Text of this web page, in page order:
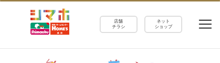
店舗
チラシ
ネット
ショップ